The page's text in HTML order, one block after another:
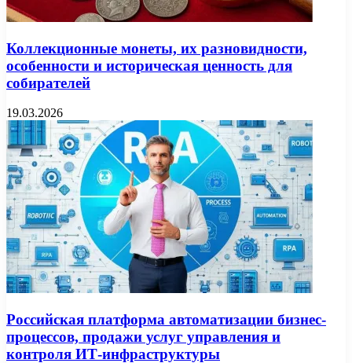
Коллекционные монеты, их разновидности,
особенности и историческая ценность для
собирателей
19.03.2026
Российская платформа автоматизации бизнес-
процессов, продажи услуг управления и
контроля ИТ-инфраструктуры